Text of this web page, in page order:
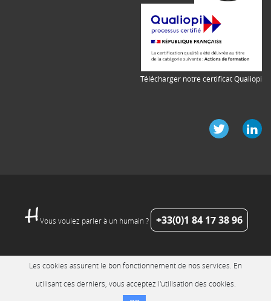
Télécharger notre certificat Qualiopi
Vous voulez parler à un humain ? +33(0)1 84 17 38 96
Les cookies assurent le bon fonctionnement de nos services. En
utilisant ces derniers, vous acceptez l'utilisation des cookies.